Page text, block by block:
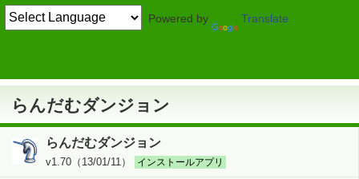
Powered by Translate
らんだむダンジョン
らんだむダンジョン
v1.70（13/01/11） インストールアプリ